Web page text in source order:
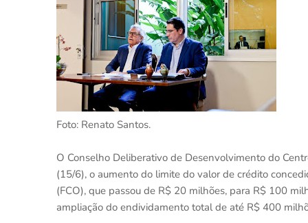
Foto: Renato Santos.
O Conselho Deliberativo de Desenvolvimento do
(15/6), o aumento do limite do valor de crédito
(FCO), que passou de R$ 20 milhões, para R$ 100
ampliação do endividamento total de até R$ 400